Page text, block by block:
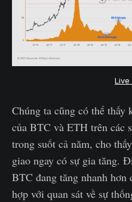
Live
Chúng ta cũng có thể
của BTC và ETH trên các
trong suốt cả năm, cho
giao ngay có sự gia tăng.
BTC đang tăng nhanh
hợp với quan sát về sự